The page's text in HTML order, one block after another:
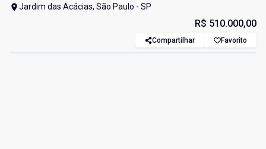
Jardim das Acácias, São Paulo - SP
R$ 510.000,00
Compartilhar Favorito